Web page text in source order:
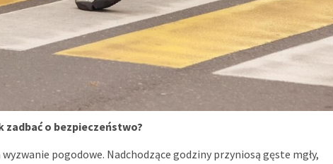
zadbać o bezpieczeństwo?
pogodowe. Nadchodzące godziny przyniosą gęste mgły,